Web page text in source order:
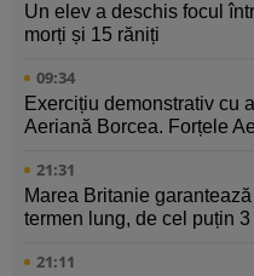
Un elev a deschis focul
morți și 15 răniți
09:34
Exercițiu demonstrativ cu
Aeriană Borcea. Forțele
21:31
Marea Britanie
termen lung, de cel puțin
21:11